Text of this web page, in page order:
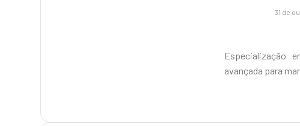
31 de
Especialização
avançada para